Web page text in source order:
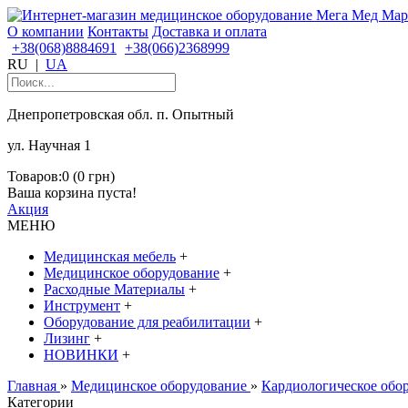
О компании Контакты Доставка и оплата
+38(068)8884691
+38(066)2368999
RU | UA
Днепропетровская обл. п. Опытный
ул. Научная 1
Товаров:0 (0 грн)
Ваша корзина пуста!
Акция
МЕНЮ
Медицинская мебель +
Медицинское оборудование +
Расходные Материалы +
Инструмент +
Оборудование для реабилитации +
Лизинг +
НОВИНКИ +
Главная » Медицинское оборудование » Кардиологическое
Категории